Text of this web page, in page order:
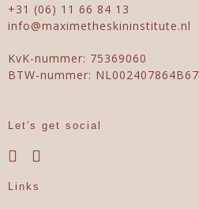
+31 (06) 11 66 84 13
info@maximetheskininstitute.nl
KvK-nummer: 75369060
BTW-nummer: NL002407864B67
Let's get social
Links